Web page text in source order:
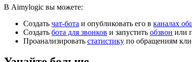
В Aimylogic вы можете:
Создать чат-бота и опубликовать его в каналах
Создать бота для звонков и запустить обзвон или
Проанализировать статистику по обращениям